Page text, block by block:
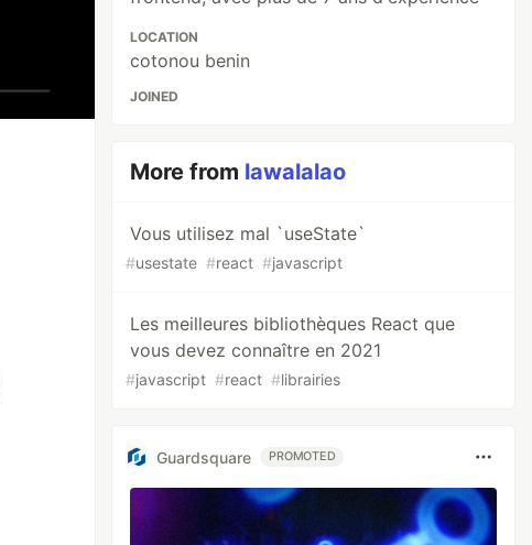
LOCATION
cotonou benin
JOINED
More from lawalalao
Vous utilisez mal `useState`
#usestate #react #javascript
Les meilleures bibliothèques React que
vous devez connaître en 2021
#javascript #react #librairies
Guardsquare PROMOTED